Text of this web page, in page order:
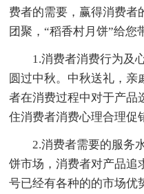
费者的需要，赢得消费者
团聚，“稻香村月饼”给您
1.消费者消费行为及
圆过中秋。中秋送礼，亲
者在消费过程中对于产品
住消费者消费心理合理促
2.消费者需要的服务
饼市场，消费者对产品追
号已经有各种的的市场优